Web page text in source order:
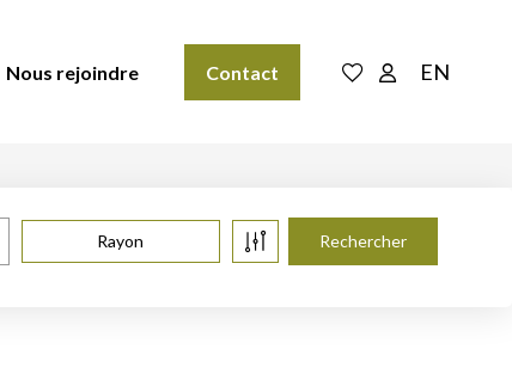
Nous rejoindre Contact EN
Rayon